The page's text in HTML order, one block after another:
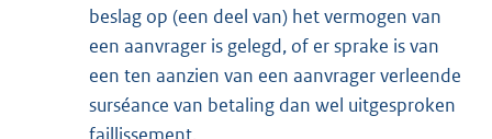
beslag op (een deel van) het vermogen van
een aanvrager is gelegd, of er sprake is van
een ten aanzien van een aanvrager verleende
surséance van betaling dan wel uitgesproken
faillissement.